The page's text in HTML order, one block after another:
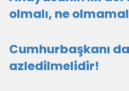
olmalı, ne
Cumhurbaşkanı
azledilmelidir!